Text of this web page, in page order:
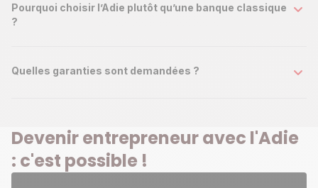
Pourquoi choisir l’Adie plutôt qu’une banque classique
?
Quelles garanties sont demandées ?
Devenir entrepreneur avec l'Adie
: c'est possible !